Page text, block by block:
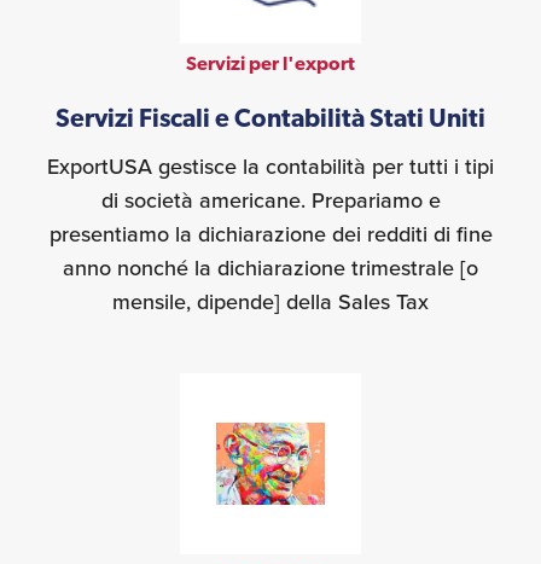
Servizi per l'export
Servizi Fiscali e Contabilità Stati Uniti
ExportUSA gestisce la contabilità per tutti i tipi
di società americane. Prepariamo e
presentiamo la dichiarazione dei redditi di fine
anno nonché la dichiarazione trimestrale [o
mensile, dipende] della Sales Tax